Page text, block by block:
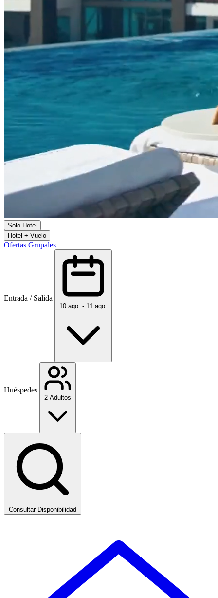
Solo Hotel
Hotel + Vuelo
Ofertas Grupales
Entrada / Salida
10 ago. - 11 ago.
Huéspedes
2 Adultos
Consultar Disponibilidad